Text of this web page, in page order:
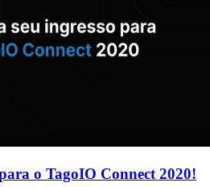
o TagoIO Connect 2020!